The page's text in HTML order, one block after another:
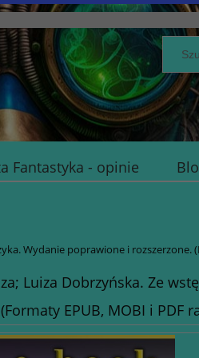
Fantastyka - opinie
Wydanie poprawione i
Luiza Dobrzyńska. Ze
EPUB, MOBI i PDF